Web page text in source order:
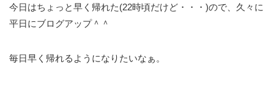
今日はちょっと早く帰れた(22時頃だけど・・・)ので、久々に
平日にブログアップ＾＾
毎日早く帰れるようになりたいなぁ。